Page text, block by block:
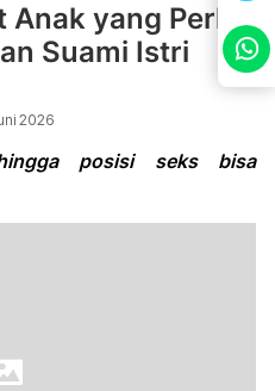
Anak yang Perlu
Suami Istri
2026
posisi seks bisa